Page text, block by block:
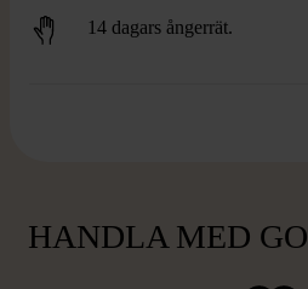
14 dagars ångerrät.
HANDLA MED